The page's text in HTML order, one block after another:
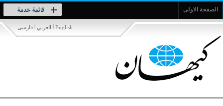
الصفحة الاولى قائمة خدمة
Toggle
navigation
فارسی | العربي | English